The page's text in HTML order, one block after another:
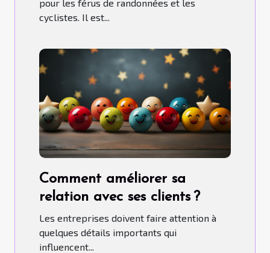
pour les férus de randonnées et les
cyclistes. Il est...
Comment améliorer sa
relation avec ses clients ?
Les entreprises doivent faire attention à
quelques détails importants qui
influencent...